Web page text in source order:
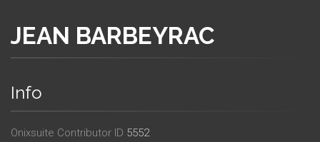
JEAN BARBEYRAC
Info
Onixsuite Contributor ID 5552